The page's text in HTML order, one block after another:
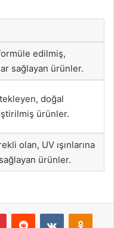
edilmiş,
sağlayan ürünler.
doğal
ürünler.
olan, UV ışınlarına
ürünler.
PinterestReddit VKontakte